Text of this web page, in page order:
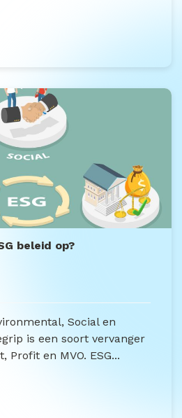
beleid op?
Social en
is een soort vervanger
Profit en MVO. ESG...